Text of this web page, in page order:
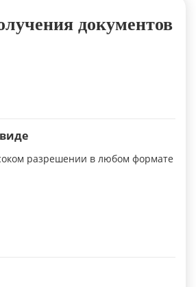
документов
разрешении в любом формате